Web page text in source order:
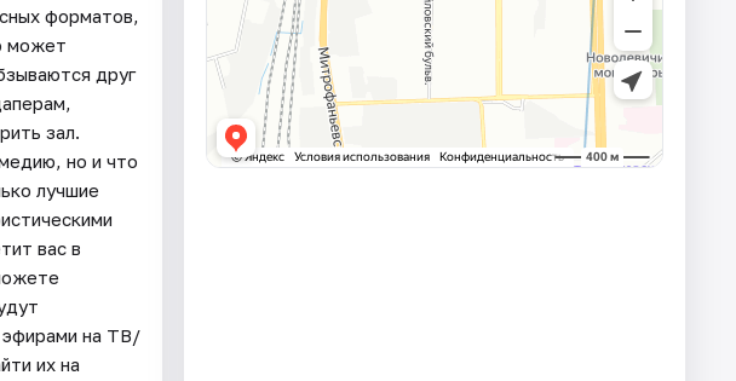
форматов,
может
друг
зал.
но и что
лучшие
вас в
эфирами на ТВ/
их на